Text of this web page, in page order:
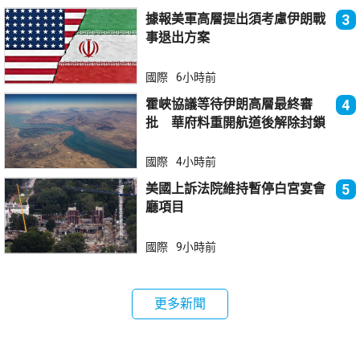
據報美軍高層提出須考慮伊朗戰
事退出方案
3
國際 6小時前
霍峽協議等待伊朗高層最終審
批 華府料重開航道後解除封鎖
4
國際 4小時前
美國上訴法院維持暫停白宮宴會
廳項目
5
國際 9小時前
更多新聞